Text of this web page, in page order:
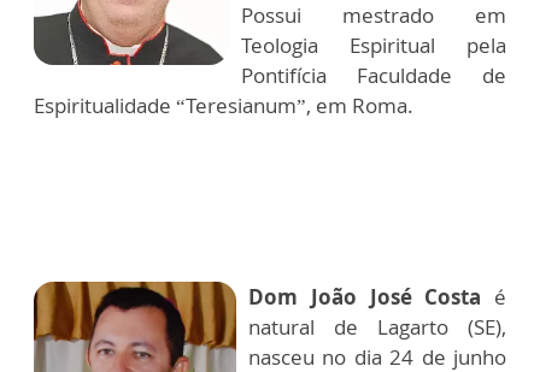
Possui mestrado em
Teologia Espiritual pela
Pontifícia Faculdade de
Espiritualidade “Teresianum”, em Roma.
Dom João José Costa é
natural de Lagarto (SE),
nasceu no dia 24 de junho